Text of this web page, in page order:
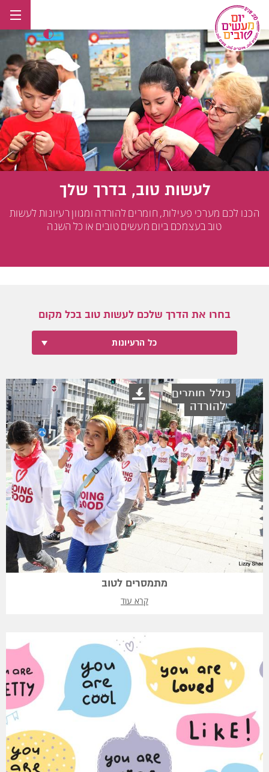
לתוכן
לעשות טוב, בדרך שלך
הכנו לכם מערכי פעילות, חומרים להורדה ומגוון רעיונות לעשות
טוב בעצמכם ביום מעשים טובים או כל השנה
בחרו את הדרך שלכם לעשות טוב בכל מקום
כל הרעיונות
כולל חומרים
להורדה
מתמסרים לטוב
קרא עוד